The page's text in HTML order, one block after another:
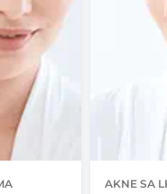
AKNE SA